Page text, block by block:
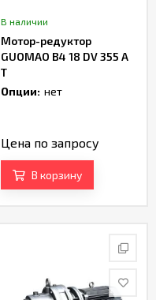
В наличии
Мотор-редуктор
GUOMAO B4 18 DV 355 A
T
Опции: нет
Цена по запросу
В корзину